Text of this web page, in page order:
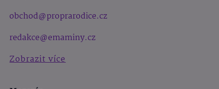
obchod@proprarodice.cz
redakce@emaminy.cz
Zobrazit více